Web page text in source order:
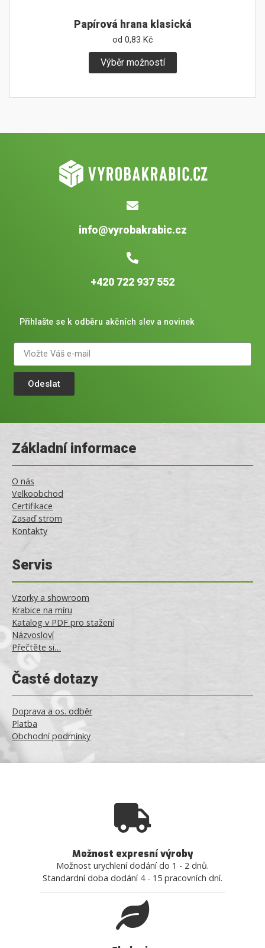
Papírová hrana klasická
od 0,83 Kč
Výběr možností
info@vyrobakrabic.cz
+420 722 937 552
Přihlašte se k odběru akčních slev a novinek
Odeslat
Základní informace
O nás
Velkoobchod
Certifikace
Zasaď strom
Kontakty
Servis
Vzorky a showroom
Krabice na míru
Katalog v PDF pro stažení
Názvosloví
Přečtěte si…
Časté dotazy
Doprava a os. odběr
Platba
Obchodní podmínky
Možnost expresní výroby
Možnost urychlení dodání do 1 - 2 dnů.
Standardní doba dodání 4 - 15 pracovních dní.